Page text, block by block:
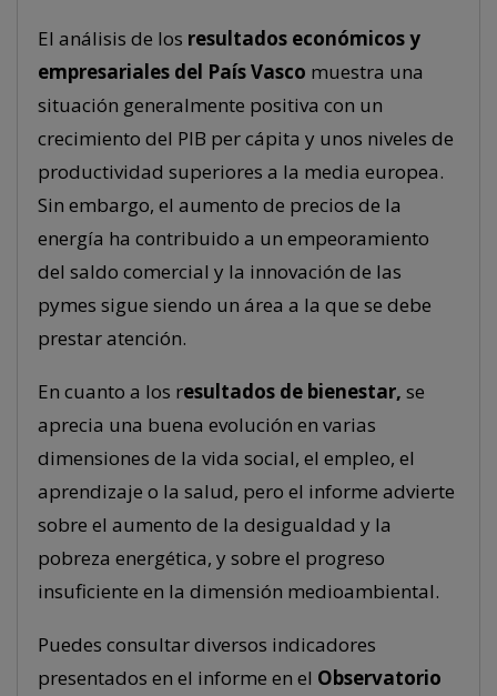
El análisis de los resultados económicos y
empresariales del País Vasco muestra una
situación generalmente positiva con un
crecimiento del PIB per cápita y unos niveles de
productividad superiores a la media europea.
Sin embargo, el aumento de precios de la
energía ha contribuido a un empeoramiento
del saldo comercial y la innovación de las
pymes sigue siendo un área a la que se debe
prestar atención.
En cuanto a los resultados de bienestar, se
aprecia una buena evolución en varias
dimensiones de la vida social, el empleo, el
aprendizaje o la salud, pero el informe advierte
sobre el aumento de la desigualdad y la
pobreza energética, y sobre el progreso
insuficiente en la dimensión medioambiental.
Puedes consultar diversos indicadores
presentados en el informe en el Observatorio